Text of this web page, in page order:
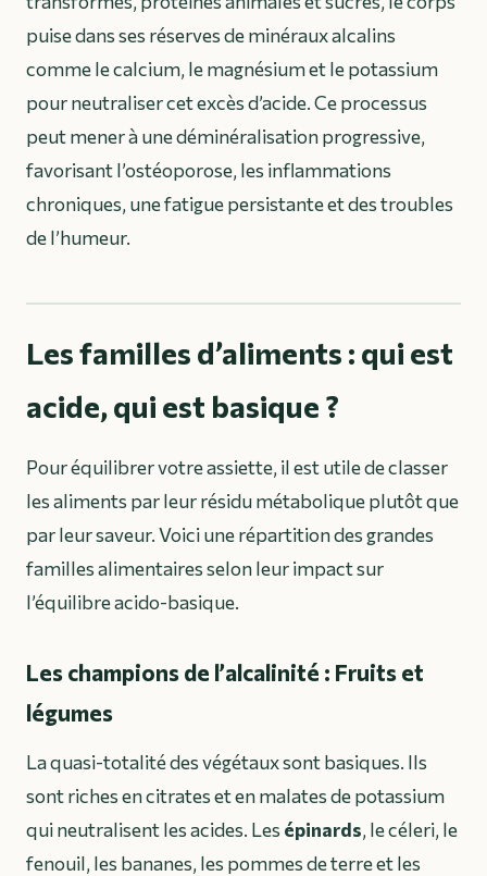
puise dans ses réserves de minéraux alcalins
comme le calcium, le magnésium et le potassium
pour neutraliser cet excès d’acide. Ce processus
peut mener à une déminéralisation progressive,
favorisant l’ostéoporose, les inflammations
chroniques, une fatigue persistante et des troubles
de l’humeur.
Les familles d’aliments : qui est
acide, qui est basique ?
Pour équilibrer votre assiette, il est utile de classer
les aliments par leur résidu métabolique plutôt que
par leur saveur. Voici une répartition des grandes
familles alimentaires selon leur impact sur
l’équilibre acido-basique.
Les champions de l’alcalinité : Fruits et
légumes
La quasi-totalité des végétaux sont basiques. Ils
sont riches en citrates et en malates de potassium
qui neutralisent les acides. Lesépinards, le céleri, le
fenouil, les bananes, les pommes de terre et les